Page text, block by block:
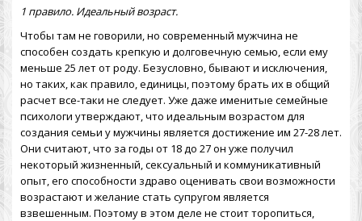
1 правило. Идеальный возраст.
Чтобы там не говорили, но современный мужчина не
способен создать крепкую и долговечную семью, если ему
меньше 25 лет от роду. Безусловно, бывают и исключения,
но таких, как правило, единицы, поэтому брать их в общий
расчет все-таки не следует. Уже даже именитые семейные
психологи утверждают, что идеальным возрастом для
создания семьи у мужчины является достижение им 27-28 лет.
Они считают, что за годы от 18 до 27 он уже получил
некоторый жизненный, сексуальный и коммуникативный
опыт, его способности здраво оценивать свои возможности
возрастают и желание стать супругом является
взвешенным. Поэтому в этом деле не стоит торопиться,